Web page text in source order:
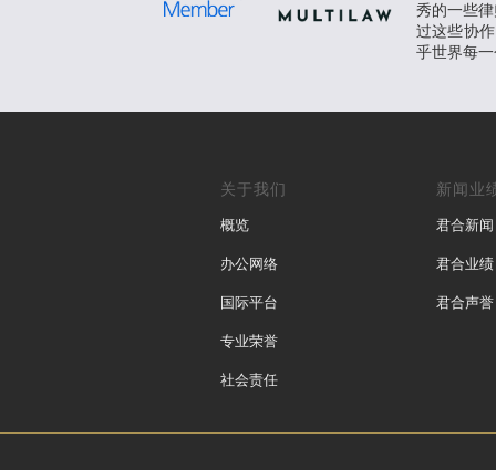
秀的一些
过这些协
乎世界每
关于我们
概览
办公网络
国际平台
专业荣誉
社会责任
新闻业
君合新闻
君合业绩
君合声誉